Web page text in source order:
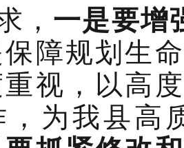
， 一是要增
障规划生
视，以高
，为我县高